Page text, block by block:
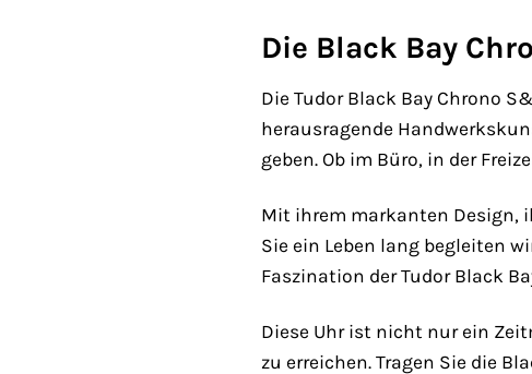
Die Black Bay
Die Tudor Black Bay Chrono
herausragende
geben. Ob im Büro, in der
Mit ihrem markanten Design,
Sie ein Leben lang begleiten
Faszination der Tudor Black
Diese Uhr ist nicht nur ein
zu erreichen. Tragen Sie die